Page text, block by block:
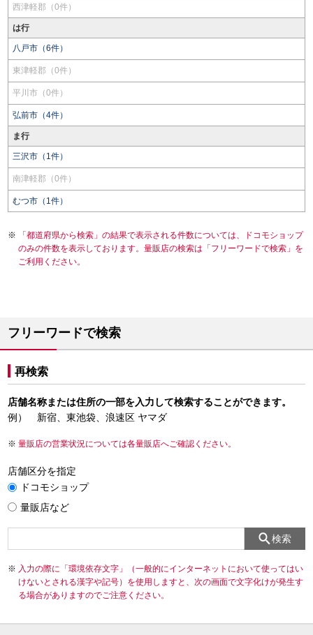
西津軽郡（0件）
は行
八戸市（6件）
東津軽郡（0件）
平川市（0件）
弘前市（4件）
ま行
三沢市（1件）
南津軽郡（0件）
むつ市（1件）
「都道府県から検索」の結果で表示される件数については、ドコモショップ
のみの件数を表示しております。量販店の検索は「フリーワードで検索」を
ご利用ください。
フリーワードで検索
再検索
店舗名称または住所の一部を入力して検索することができます。
例） 新宿、東池袋、浪速区 ヤマダ
量販店の営業状況については各量販店へご確認ください。
店舗区分を指定
ドコモショップ
量販店など
検索
入力の際に「環境依存文字」（一般的にインターネットにおいて使ってはい
けないとされる漢字や記号）を使用しますと、次の画面で文字化けが発生す
る場合がありますのでご注意ください。